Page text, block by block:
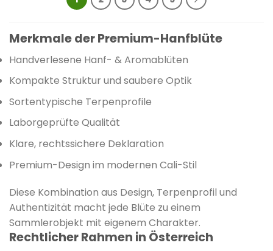
Merkmale der Premium-Hanfblüte
Handverlesene Hanf- & Aromablüten
Kompakte Struktur und saubere Optik
Sortentypische Terpenprofile
Laborgeprüfte Qualität
Klare, rechtssichere Deklaration
Premium-Design im modernen Cali-Stil
Diese Kombination aus Design, Terpenprofil und
Authentizität macht jede Blüte zu einem
Sammlerobjekt mit eigenem Charakter.
Rechtlicher Rahmen in Österreich